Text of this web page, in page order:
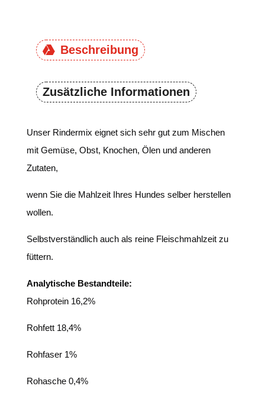
Beschreibung
Zusätzliche Informationen
Unser Rindermix eignet sich sehr gut zum Mischen
mit Gemüse, Obst, Knochen, Ölen und anderen
Zutaten,
wenn Sie die Mahlzeit Ihres Hundes selber herstellen
wollen.
Selbstverständlich auch als reine Fleischmahlzeit zu
füttern.
Analytische Bestandteile:
Rohprotein 16,2%
Rohfett 18,4%
Rohfaser 1%
Rohasche 0,4%